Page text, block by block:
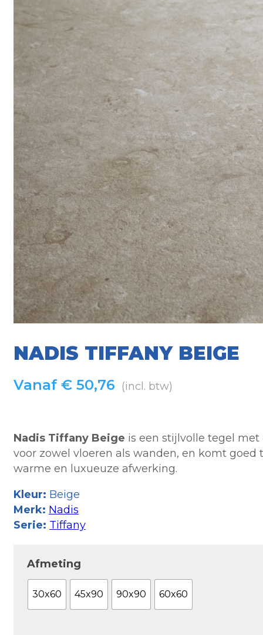
NADIS TIFFANY BEIGE
Vanaf € 50,76 (incl. btw)
Nadis Tiffany Beige is een stijlvolle tegel
voor zowel vloeren als wanden, en komt
warme en luxueuze afwerking.
Kleur: Beige
Merk: Nadis
Serie: Tiffany
Afmeting
30x60 45x90 90x90 60x60